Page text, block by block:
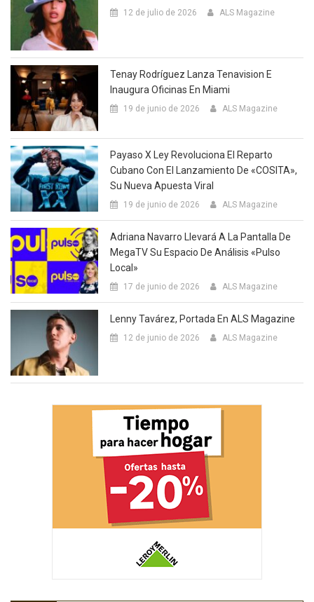
12 de julio de 2026 ALS Magazine
Tenay Rodríguez Lanza Tenavision E
Inaugura Oficinas En Miami
19 de junio de 2026 ALS Magazine
Payaso X Ley Revoluciona El Reparto
Cubano Con El Lanzamiento De «COSITA»,
Su Nueva Apuesta Viral
19 de junio de 2026 ALS Magazine
Adriana Navarro Llevará A La Pantalla De
MegaTV Su Espacio De Análisis «Pulso
Local»
17 de junio de 2026 ALS Magazine
Lenny Tavárez, Portada En ALS Magazine
12 de junio de 2026 ALS Magazine